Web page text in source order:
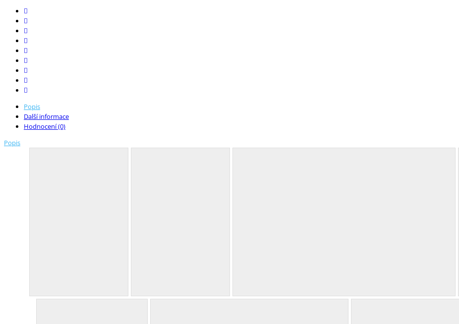
Popis
Další informace
Hodnocení (0)
Popis